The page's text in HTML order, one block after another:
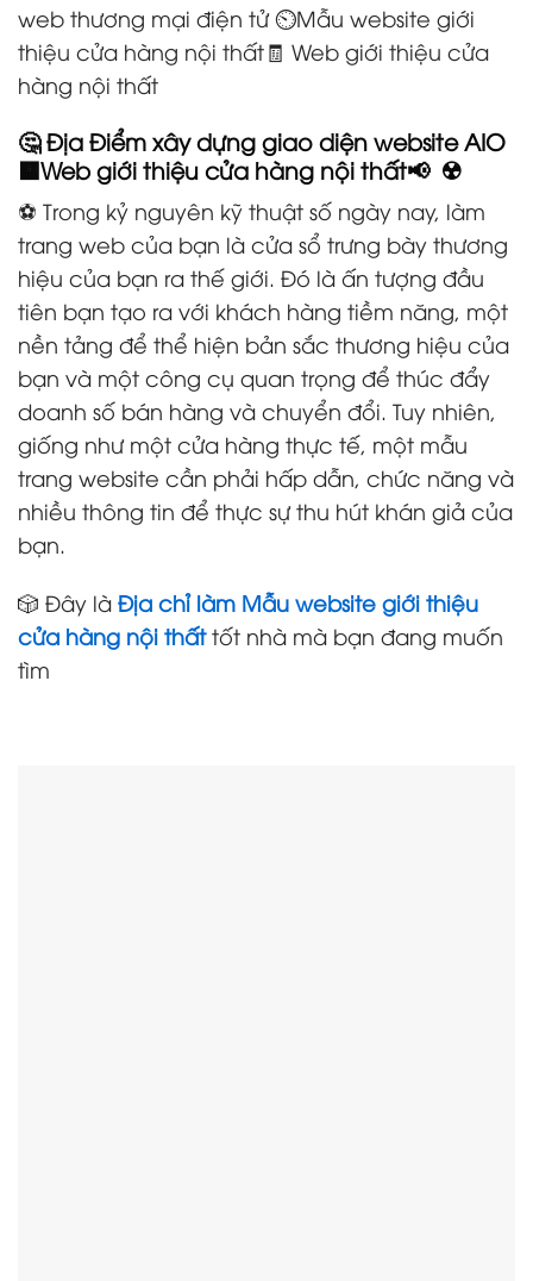
web thương mại điện tử⏲️Mẫu website giới
thiệu cửa hàng nội thất🧾 Web giới thiệu cửa
hàng nội thất
🤔 Địa Điểm xây dựng giao diện website AIO
🟧Web giới thiệu cửa hàng nội thất📢 ☢️
⚽ Trong kỷ nguyên kỹ thuật số ngày nay, làm
trang web của bạn là cửa sổ trưng bày thương
hiệu của bạn ra thế giới. Đó là ấn tượng đầu
tiên bạn tạo ra với khách hàng tiềm năng, một
nền tảng để thể hiện bản sắc thương hiệu của
bạn và một công cụ quan trọng để thúc đẩy
doanh số bán hàng và chuyển đổi. Tuy nhiên,
giống như một cửa hàng thực tế, một mẫu
trang website cần phải hấp dẫn, chức năng và
nhiều thông tin để thực sự thu hút khán giả của
bạn.
🎲 Đây là Địa chỉ làm Mẫu website giới thiệu
cửa hàng nội thấttốt nhà mà bạn đang muốn
tìm